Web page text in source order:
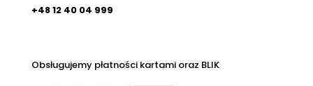
+48 12 40 04 999
Obsługujemy płatności kartami oraz BLIK